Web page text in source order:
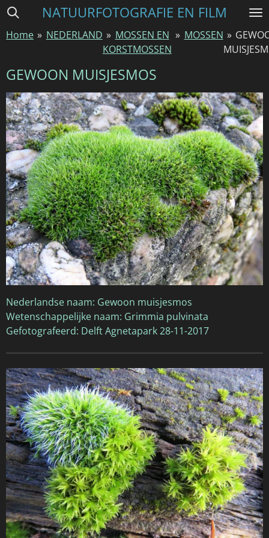
Ga
naar
hoofdinhoud
NATUURFOTOGRAFIE EN FILM
Home » NEDERLAND » MOSSEN EN
KORSTMOSSEN
» MOSSEN »
GEWOON MUISJESMOS
Nederlandse naam: Gewoon muisjesmos
Wetenschappelijke naam: Grimmia pulvinata
Gefotografeerd: Delft Agnetapark 28-11-2017